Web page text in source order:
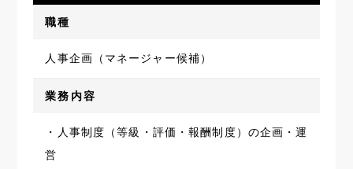
職種
人事企画（マネージャー候補）
業務内容
・人事制度（等級・評価・報酬制度）の企画・運
営